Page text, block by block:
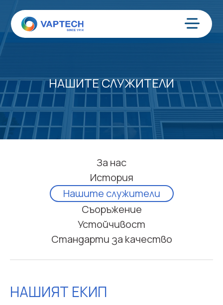
към
съдържанието
Меню
НАШИТЕ СЛУЖИТЕЛИ
За нас
История
Нашите служители
Съоръжение
Устойчивост
Стандарти за качество
НАШИЯТ ЕКИП